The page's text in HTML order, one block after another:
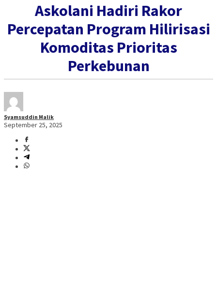
Askolani Hadiri Rakor
Percepatan Program Hilirisasi
Komoditas Prioritas
Perkebunan
Syamsuddin Malik
September 25, 2025